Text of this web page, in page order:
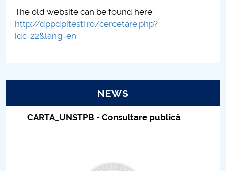
The old website can be found here:
http://dppdpitesti.ro/cercetare.php?
idc=22&lang=en
NEWS
Taxe de școlarizare indexate – Centrul